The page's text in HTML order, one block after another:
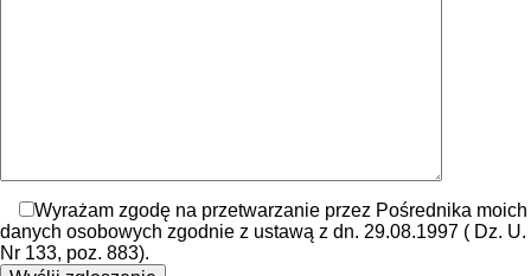
Wyrażam zgodę na przetwarzanie przez Pośrednika moich
danych osobowych zgodnie z ustawą z dn. 29.08.1997 ( Dz. U.
Nr 133, poz. 883).